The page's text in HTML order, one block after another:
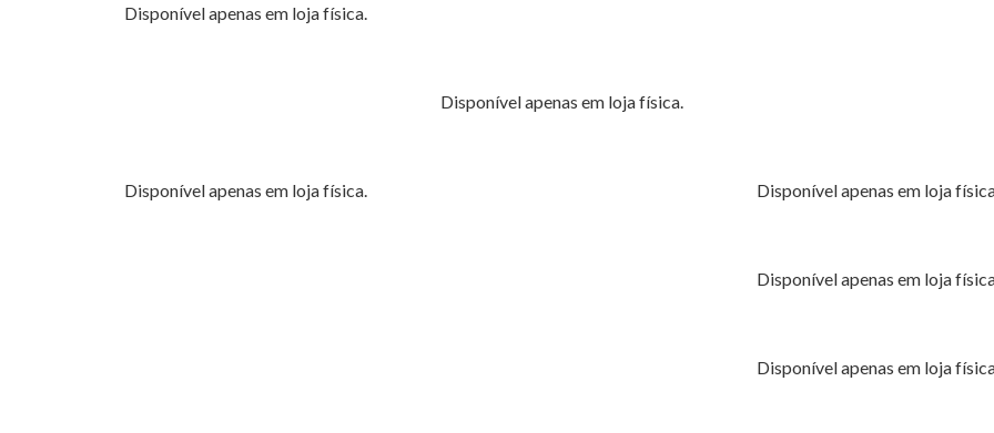
Disponível apenas em loja física.
Disponível apenas em loja física.​
Disponível apenas em loja física. Disponível apenas em loja
Disponível apenas em loja
Disponível apenas em loja